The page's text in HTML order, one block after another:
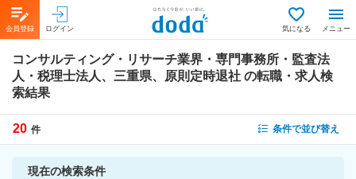
会員登録 ログイン 気になる メニュー
コンサルティング・リサーチ業界・専門事務所・監査法
人・税理士法人、三重県、原則定時退社 の転職・求人検
索結果
20 件 条件で並び替え
現在の検索条件